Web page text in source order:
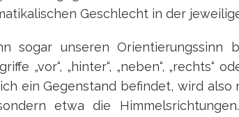
Geschlecht in der
sogar unseren Orientierungssinn
„vor“, „hinter“, „neben“, „rechts“
ein Gegenstand befindet, wird also
etwa die